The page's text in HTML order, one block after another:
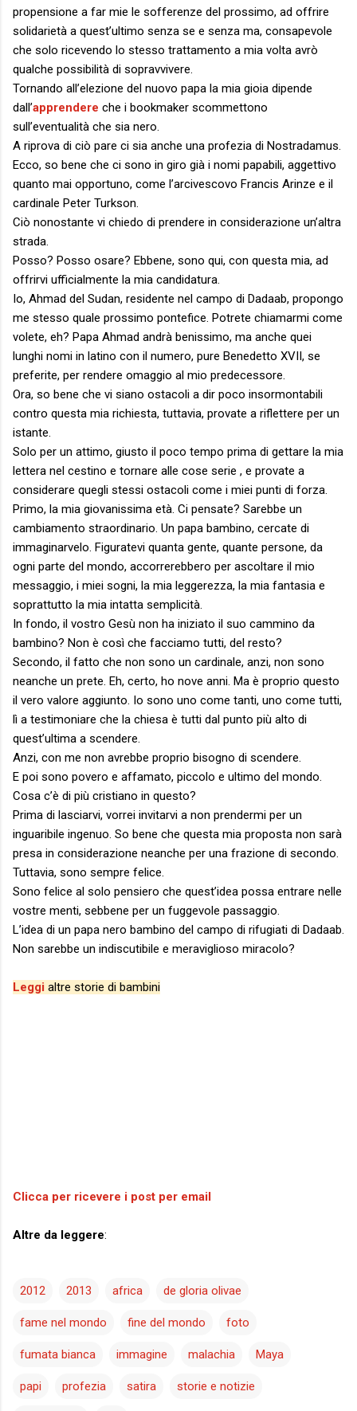
propensione a far mie le sofferenze del prossimo, ad offrire
solidarietà a quest’ultimo senza se e senza ma, consapevole
che solo ricevendo lo stesso trattamento a mia volta avrò
qualche possibilità di sopravvivere.
Tornando all’elezione del nuovo papa la mia gioia dipende
dall’apprendere che i bookmaker scommettono
sull’eventualità che sia nero.
A riprova di ciò pare ci sia anche una profezia di Nostradamus.
Ecco, so bene che ci sono in giro già i nomi papabili, aggettivo
quanto mai opportuno, come l’arcivescovo Francis Arinze e il
cardinale Peter Turkson.
Ciò nonostante vi chiedo di prendere in considerazione un’altra
strada.
Posso? Posso osare? Ebbene, sono qui, con questa mia, ad
offrirvi ufficialmente la mia candidatura.
Io, Ahmad del Sudan, residente nel campo di Dadaab, propongo
me stesso quale prossimo pontefice. Potrete chiamarmi come
volete, eh? Papa Ahmad andrà benissimo, ma anche quei
lunghi nomi in latino con il numero, pure Benedetto XVII, se
preferite, per rendere omaggio al mio predecessore.
Ora, so bene che vi siano ostacoli a dir poco insormontabili
contro questa mia richiesta, tuttavia, provate a riflettere per un
istante.
Solo per un attimo, giusto il poco tempo prima di gettare la mia
lettera nel cestino e tornare alle cose serie , e provate a
considerare quegli stessi ostacoli come i miei punti di forza.
Primo, la mia giovanissima età. Ci pensate? Sarebbe un
cambiamento straordinario. Un papa bambino, cercate di
immaginarvelo. Figuratevi quanta gente, quante persone, da
ogni parte del mondo, accorrerebbero per ascoltare il mio
messaggio, i miei sogni, la mia leggerezza, la mia fantasia e
soprattutto la mia intatta semplicità.
In fondo, il vostro Gesù non ha iniziato il suo cammino da
bambino? Non è così che facciamo tutti, del resto?
Secondo, il fatto che non sono un cardinale, anzi, non sono
neanche un prete. Eh, certo, ho nove anni. Ma è proprio questo
il vero valore aggiunto. Io sono uno come tanti, uno come tutti,
lì a testimoniare che la chiesa è tutti dal punto più alto di
quest’ultima a scendere.
Anzi, con me non avrebbe proprio bisogno di scendere.
E poi sono povero e affamato, piccolo e ultimo del mondo.
Cosa c’è di più cristiano in questo?
Prima di lasciarvi, vorrei invitarvi a non prendermi per un
inguaribile ingenuo. So bene che questa mia proposta non sarà
presa in considerazione neanche per una frazione di secondo.
Tuttavia, sono sempre felice.
Sono felice al solo pensiero che quest’idea possa entrare nelle
vostre menti, sebbene per un fuggevole passaggio.
L’idea di un papa nero bambino del campo di rifugiati di Dadaab.
Non sarebbe un indiscutibile e meraviglioso miracolo?
Leggi altre storie di bambini
Clicca per ricevere i post per email
Altre da leggere:
2012 2013 africa de gloria olivae
fame nel mondo fine del mondo foto
fumata bianca immagine malachia Maya
papi profezia satira storie e notizie